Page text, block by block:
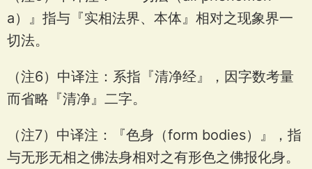
a）』指与『实相法界、本体』相对之现象界一
切法。
（注6）中译注：系指『清净经』，因字数考量
而省略『清净』二字。
（注7）中译注：『色身（form bodies）』，指
与无形无相之佛法身相对之有形色之佛报化身。